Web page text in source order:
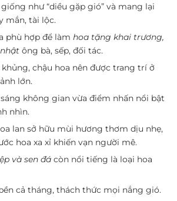
như “diều gặp gió” và mang lại
mắn, tài lộc.
phù hợp để làm hoa tặng khai trương,
ông bà, sếp, đối tác.
chậu hoa nên được trang trí ở
lớn.
không gian vừa điểm nhấn nổi bật
nhìn.
lan sở hữu mùi hương thơm dịu nhẹ,
hoa xa xỉ khiến vạn người mê.
và sen đá còn nổi tiếng là loại hoa
cả tháng, thách thức mọi nắng gió.